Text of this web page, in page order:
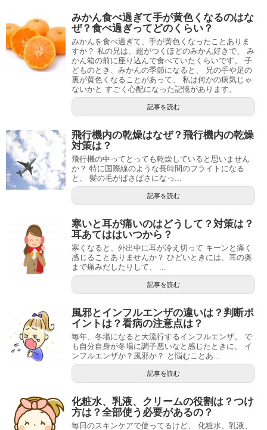
みかん食べ過ぎて手が黄色くなるのはな
ぜ？食べ過ぎってどのくらい？
みかんを食べ過ぎて、手が黄色くなったことありま
すか？ 私の兄は、超がつくほどのみかん好きで、 み
かん箱の前に座り込んで食べていたくらいです。 子
どものとき、みかんの季節になると、 兄の手や足の
裏が黄色くなることがあって、 私は何かの病気じゃ
ないかと すごく心配になった記憶があります。
記事を読む
飛行機内の乾燥はなぜ？飛行機内の乾燥
対策は？
飛行機の中ってとっても乾燥していると思いません
か？ 特に国際線のような長時間のフライトになる
と、 髪の毛がぱさぱさになっ...
記事を読む
寒いと耳が痛いのはどうして？対策は？
耳あてははいつから？
寒くなると、外出中に耳が冷え切って キーンと痛く
感じることありませんか？ ひどいときには、耳の奥
まで痛みだしたりして、 ...
記事を読む
風邪とインフルエンザの違いは？判断ポ
イントは？看病の注意点は？
毎年、冬場になると大流行するインフルエンザ。 で
も自分自身が冬場に調子悪いなと感じたときに、 イ
ンフルエンザか？風邪か？ と悩むことあ...
記事を読む
化粧水、乳液、クリームの役割は？つけ
方は？全部使う必要があるの？
毎日のスキンケアで使ってるけど、 化粧水、乳液、